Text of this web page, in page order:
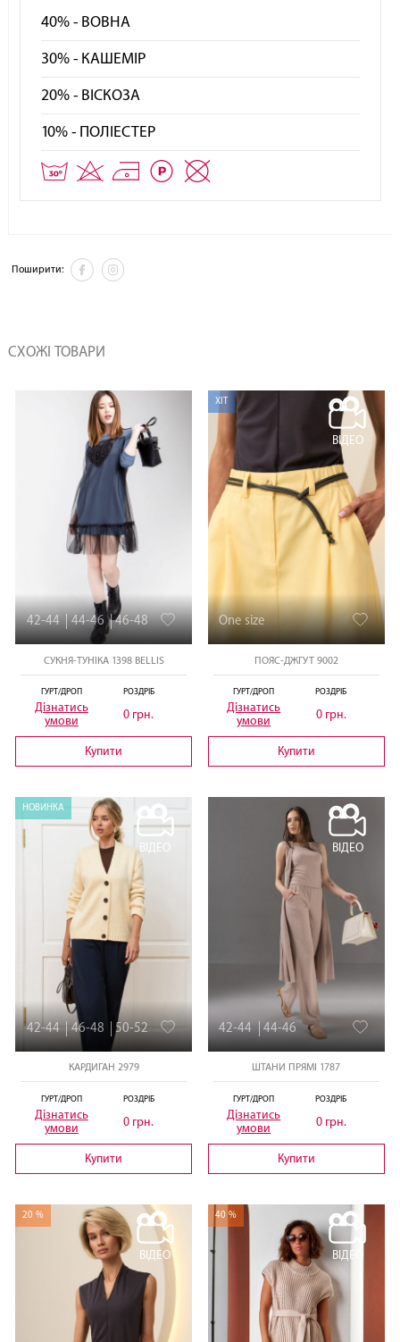
40% - ВОВНА
30% - КАШЕМІР
20% - ВІСКОЗА
10% - ПОЛІЕСТЕР
Поширити:
СХОЖІ ТОВАРИ
42-44 44-46 46-48
СУКНЯ-ТУНІКА 1398 BELLIS
ГУРТ/ДРОП
Дізнатись
умови
РОЗДРІБ
0 грн.
Купити
ХІТ
ВІДЕО
One size
ПОЯС-ДЖГУТ 9002
ГУРТ/ДРОП
Дізнатись
умови
РОЗДРІБ
0 грн.
Купити
НОВИНКА
ВІДЕО
42-44 46-48 50-52
КАРДИГАН 2979
ГУРТ/ДРОП
Дізнатись
умови
РОЗДРІБ
0 грн.
Купити
ВІДЕО
42-44 44-46
ШТАНИ ПРЯМІ 1787
ГУРТ/ДРОП
Дізнатись
умови
РОЗДРІБ
0 грн.
Купити
20 %
ВІДЕО
40 %
ВІДЕО